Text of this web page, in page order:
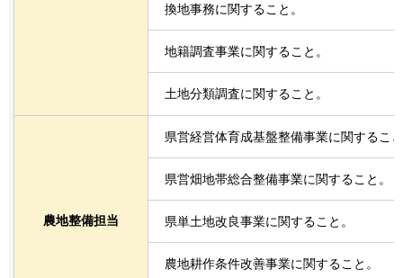
換地事務に関すること。
地籍調査事業に関すること。
土地分類調査に関すること。
農地整備担当
県営経営体育成基盤整備事業に関するこ
県営畑地帯総合整備事業に関すること。
県単土地改良事業に関すること。
農地耕作条件改善事業に関すること。